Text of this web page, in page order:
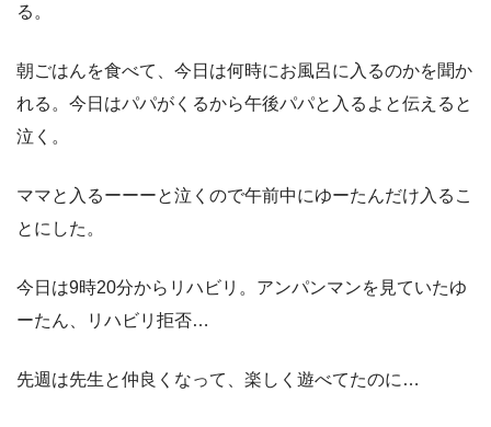
る。
朝ごはんを食べて、今日は何時にお風呂に入るのかを聞か
れる。今日はパパがくるから午後パパと入るよと伝えると
泣く。
ママと入るーーーと泣くので午前中にゆーたんだけ入るこ
とにした。
今日は9時20分からリハビリ。アンパンマンを見ていたゆ
ーたん、リハビリ拒否…
先週は先生と仲良くなって、楽しく遊べてたのに…